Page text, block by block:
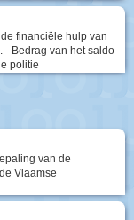
financiële hulp van
- Bedrag van het saldo
politie
van de
Vlaamse